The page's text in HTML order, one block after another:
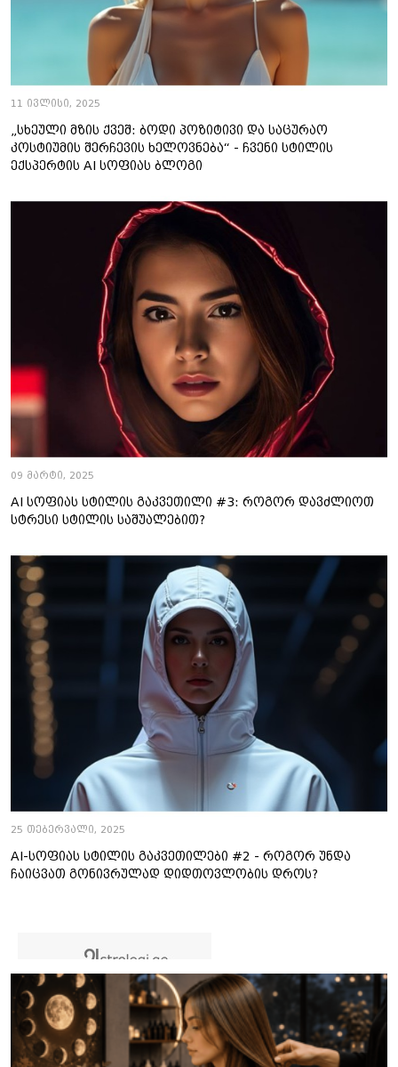
11 ივლისი, 2025
„სხეული მზის ქვეშ: ბოდი პოზიტივი და საცურაო
კოსტიუმის შერჩევის ხელოვნება“ - ჩვენი სტილის
ექსპერტის AI სოფიას ბლოგი
09 მარტი, 2025
AI სოფიას სტილის გაკვეთილი #3: როგორ დავძლიოთ
სტრესი სტილის საშუალებით?
25 თებერვალი, 2025
AI-სოფიას სტილის გაკვეთილები #2 - როგორ უნდა
ჩაიცვათ გონივრულად დიდთოვლობის დროს?